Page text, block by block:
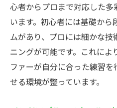
心者からプロまで対応した
います。初心者には基礎か
ムがあり、プロには細かな
ニングが可能です。これによ
ファーが自分に合った練習を
せる環境が整っています。